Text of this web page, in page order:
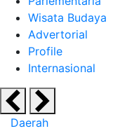
Wisata Budaya
Advertorial
Profile
Internasional
Daerah